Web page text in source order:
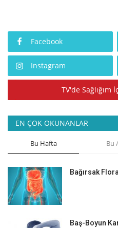
Facebook
Instagram
TV'de Sağlığım
EN ÇOK OKUNANLAR
Bu Hafta Bu
Bağırsak
Baş-Boyun